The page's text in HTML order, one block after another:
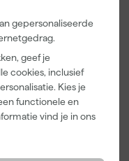
gepersonaliseerde
geef je
cookies, inclusief
Kies je
functionele en
vind je in ons
incl. BTW